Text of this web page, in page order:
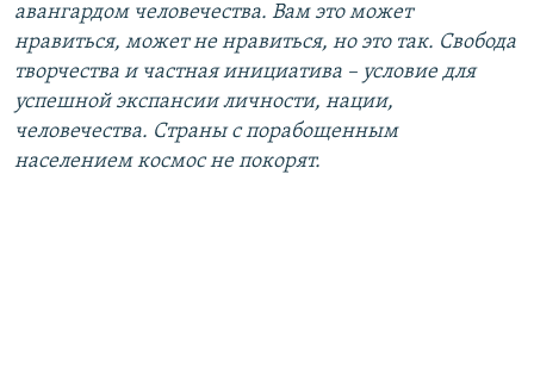
авангардом человечества. Вам это может
нравиться, может не нравиться, но это так. Свобода
творчества и частная инициатива – условие для
успешной экспансии личности, нации,
человечества. Страны с порабощенным
населением космос не покорят.